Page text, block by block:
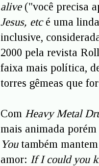
alive("você precisa
Jesus, etcé uma linda
inclusive,
2000 pela revista
faixa mais política,
torres gêmeas que
Com Heavy Metal
mais animada
Youtambém mantem
amor: If I could you